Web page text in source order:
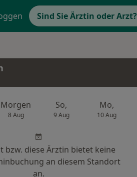
Sind Sie Ärztin oder Arzt?
Morgen
8 Aug
So,
9 Aug
Mo,
10 Aug
bzw. diese Ärztin bietet keine
an diesem Standort
an.